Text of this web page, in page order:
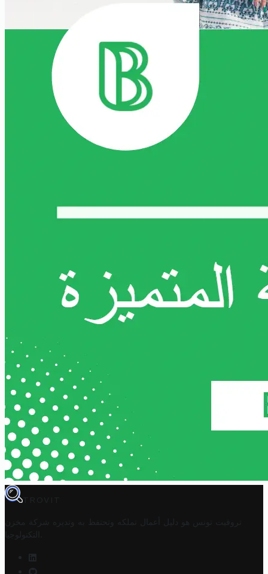
TROVIT
تروفيت تونس هو دليل أعمال تملكه وتحتفظ به وتديره
شركة مخزن
التكنولوجيا